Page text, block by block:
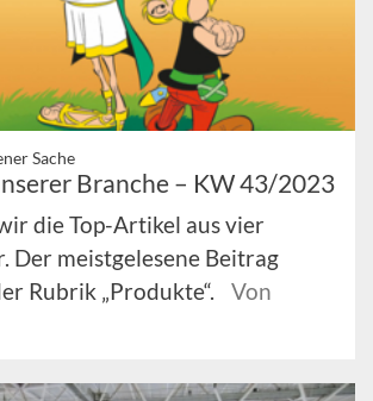
Sache
Branche – KW 43/2023
die Top-Artikel aus vier
Der meistgelesene Beitrag
Rubrik „Produkte“.
Von